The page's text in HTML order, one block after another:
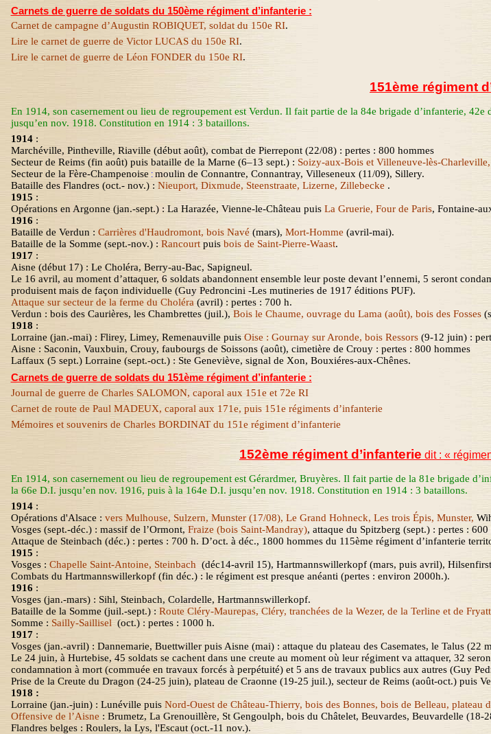
Carnets de guerre de soldats du 150ème régiment d’infanterie :
Carnet de campagne d’Augustin ROBIQUET, soldat du 150e RI.
Lire le carnet de guerre de Victor LUCAS du 150e RI.
Lire le carnet de guerre de Léon FONDER du 150e RI.
151ème régiment
En 1914, son casernement ou lieu de regroupement est Verdun. Il fait partie de la 84e brigade d’infanterie, 42e
jusqu’en nov. 1918. Constitution en 1914 : 3 bataillons.
1914:
Marchéville, Pintheville, Riaville (début août), combat de Pierrepont (22/08) : pertes : 800 hommes
Secteur de Reims (fin août) puis bataille de la Marne(6–13 sept.) : Soizy-aux-Bois et Villeneuve-lès-
Secteur de la Fère-Champenoise: moulin de Connantre, Connantray, Villeseneux(11/09), Sillery.
Bataille des Flandres (oct.- nov.) : Nieuport, Dixmude, Steenstraate, Lizerne, Zillebecke .
1915 :
Opérations en Argonne (jan.-sept.) : La Harazée, Vienne-le-Château puis La Gruerie, Four de Paris, Fontaine-
1916 :
Bataille de Verdun : Carrières d'Haudromont, bois Navé (mars), Mort-Homme (avril-mai).
Bataille de la Somme (sept.-nov.) : Rancourtpuis bois de Saint-Pierre-Waast.
1917:
Aisne (début 17) : Le Choléra, Berry-au-Bac, Sapigneul.
Le 16 avril, au moment d’attaquer, 6 soldats abandonnent ensemble leur poste devant l’ennemi, 5 seront
produisent mais de façon individuelle (GuyPedroncini-Les mutineries de 1917 éditions PUF).
Attaque sur secteur de la ferme du Choléra(avril) : pertes : 700 h.
Verdun : bois des Caurières, les Chambrettes (juil.), Bois le Chaume, ouvrage du Lama (août), bois des Fosses
1918 :
Lorraine (jan.-mai) : Flirey, Limey, Remenauville puisOise : Gournay sur Aronde, bois Ressors(9-12 juin) :
Aisne : Saconin, Vauxbuin, Crouy, faubourgs de Soissons (août), cimetière de Crouy : pertes : 800 hommes
Laffaux (5 sept.) Lorraine (sept.-oct.) : Ste Geneviève, signal de Xon, Bouxiéres-aux-Chênes.
Carnets de guerre de soldats du 151ème régiment d’infanterie :
Journal de guerre de Charles SALOMON, caporal aux 151e et 72e RI
Carnet de route de Paul MADEUX, caporal aux 171e, puis 151e régiments d’infanterie
Mémoires et souvenirs de Charles BORDINAT du 151e régiment d’infanterie
152ème régiment d’infanterie dit : «
En 1914, son casernement ou lieu de regroupement est Gérardmer, Bruyères. Il fait partie de la 81e brigade
la 66e D.I. jusqu’en nov. 1916, puis à la 164e D.I. jusqu’en nov. 1918. Constitution en 1914 : 3 bataillons.
1914:
Opérations d'Alsace : vers Mulhouse, Sulzern, Munster (17/08), Le Grand Hohneck, Les trois Épis, Munster,
Vosges (sept.-déc.) : massif de l’Ormont, Fraize (bois Saint-Mandray), attaque du Spitzberg (sept.) : pertes : 600
Attaque de Steinbach (déc.) : pertes : 700 h. D’oct. àdéc., 1800 hommes du 115ème régiment d’infanterie
1915 :
Vosges : Chapelle Saint-Antoine, Steinbach (déc14-avril 15), Hartmannswillerkopf (mars, puis avril),
Combats du Hartmannswillerkopf (fin déc.) : le régiment est presque anéanti (pertes : environ 2000h.).
1916 :
Vosges (jan.-mars) : Sihl, Steinbach, Colardelle, Hartmannswillerkopf.
Bataille de la Somme (juil.-sept.) :Route Cléry-Maurepas, Cléry, tranchées de la Wezer, de la Terline et de Fryatt
Somme : Sailly-Saillisel (oct.): pertes : 1000 h.
1917:
Vosges (jan.-avril) : Dannemarie,Buettwillerpuis Aisne (mai) : attaque du plateau des Casemates, le Talus (22
Le 24 juin, à Hurtebise, 45 soldats se cachent dans une creute au moment où leur régiment va attaquer, 32
condamnation à mort (commuée en travaux forcés à perpétuité) et 5 ans de travaux publics aux autres (Guy
Prise de la Creutedu Dragon (24-25 juin), plateau de Craonne (19-25 juil.), secteur de Reims (août-oct.) puis
1918 :
Lorraine (jan.-juin) : Lunéville puis Nord-Ouest de Château-Thierry, bois des Bonnes, bois de Belleau, plateau
Offensive de l’Aisne : Brumetz, La Grenouillère, St Gengoulph, bois du Châtelet, Beuvardes, Beuvardelle (18-
Flandres belges : Roulers, la Lys, l'Escaut (oct.-11 nov.).